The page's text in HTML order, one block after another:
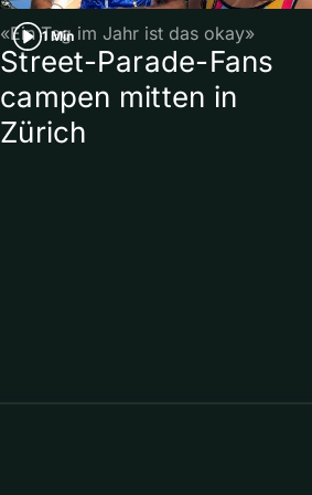
1 Min
«Ein Tag im Jahr ist das okay»
Street-Parade-Fans
campen mitten in
Zürich